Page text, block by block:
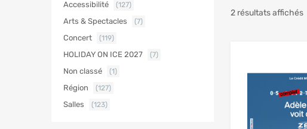
2 résultats affichés
Accessibilité (127)
Arts & Spectacles (7)
Concert (119)
HOLIDAY ON ICE 2027 (7)
Non classé (1)
Région (127)
Salles (123)